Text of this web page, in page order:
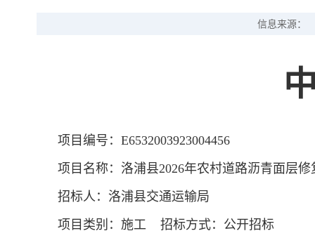
信息来源：
项目编号：E6532003923004456
项目名称：洛浦县2026年农村道路沥青面层
招标人：洛浦县交通运输局
项目类别：施工 招标方式：公开招标